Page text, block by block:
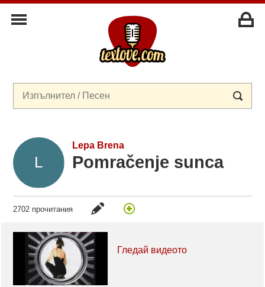
Lepa Brena
Pomračenje sunca
2702 прочитания
Гледай видеото